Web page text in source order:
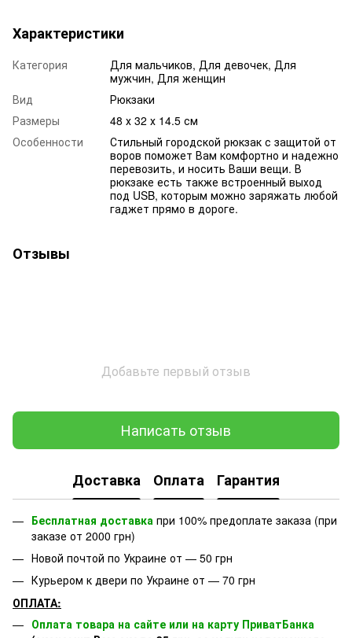
Характеристики
Категория
Для мальчиков, Для девочек, Для
мужчин, Для женщин
Вид
Рюкзаки
Размеры
48 х 32 х 14.5 см
Особенности
Стильный городской рюкзак с защитой от
воров поможет Вам комфортно и надежно
перевозить, и носить Ваши вещи. В
рюкзаке есть также встроенный выход
под USB, которым можно заряжать любой
гаджет прямо в дороге.
Отзывы
Добавьте первый отзыв
Написать отзыв
Доставка Оплата Гарантия
Бесплатная доставка при 100% предоплате заказа (при
заказе от 2000 грн)
Новой почтой по Украине от — 50 грн
Курьером к двери по Украине от — 70 грн
ОПЛАТА:
Оплата товара на сайте или на карту ПриватБанка